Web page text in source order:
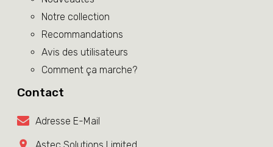
Notre collection
Recommandations
Avis des utilisateurs
Comment ça marche?
Contact
Adresse E-Mail
Astec Solutions Limited.